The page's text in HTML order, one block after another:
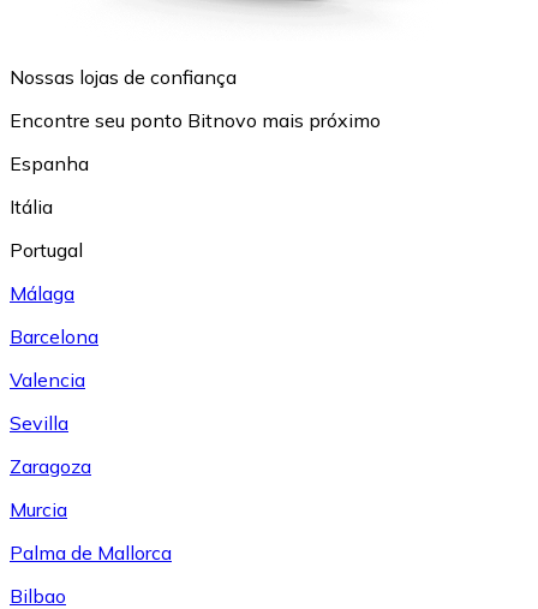
Nossas lojas de confiança
Encontre seu ponto Bitnovo mais próximo
Espanha
Itália
Portugal
Málaga
Barcelona
Valencia
Sevilla
Zaragoza
Murcia
Palma de Mallorca
Bilbao